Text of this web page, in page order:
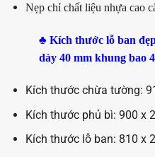
Nẹp chỉ chất liệu nhựa cao
♣ Kích thước lỗ ban
dày 40 mm khung bao
Kích thước chừa tường:
Kích thước phủ bì: 900 x
Kích thước lỗ ban: 810 x